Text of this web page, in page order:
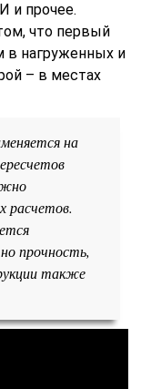
и прочее.
что первый
в нагруженных и
– в местах
на
расчетов.
прочность,
также